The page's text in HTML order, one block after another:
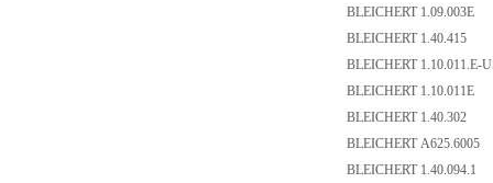
BLEICHERT 1.09.003E
BLEICHERT 1.40.415
BLEICHERT 1.10.011.E-
BLEICHERT 1.10.011E
BLEICHERT 1.40.302
BLEICHERT A625.6005
BLEICHERT 1.40.094.1